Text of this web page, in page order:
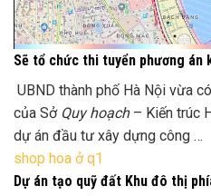
Sẽ tổ chức thi tuyển phương án
UBND thành phố Hà Nội vừa
của Sở Quy hoạch– Kiến trúc
dự án đầu tư xây dựng công …
shop hoa ở q1
Dự án tạo quỹ đất Khu đô thị